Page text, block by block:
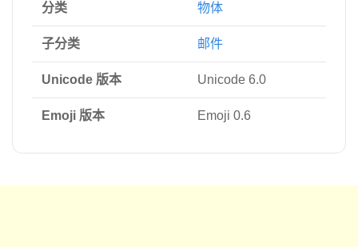
分类 物体
子分类 邮件
Unicode 版本 Unicode 6.0
Emoji 版本 Emoji 0.6